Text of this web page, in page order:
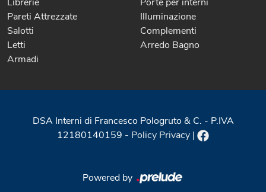
Pareti Attrezzate
Salotti
Letti
Armadi
Illuminazione
Complementi
Arredo Bagno
DSA Interni di Francesco Pologruto & C. - P.IVA
12180140159 - Policy Privacy |
Powered by